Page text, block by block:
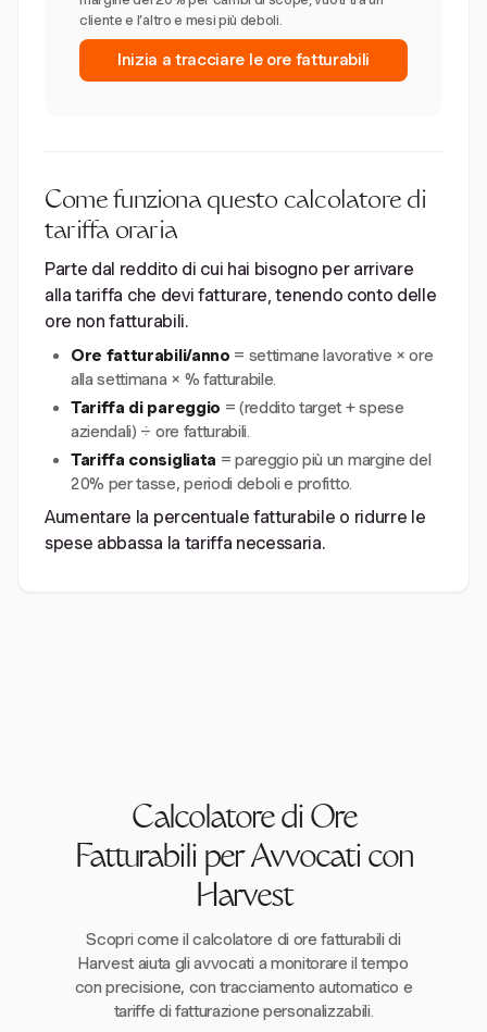
cliente e l’altro e mesi più deboli.
Inizia a tracciare le ore fatturabili
Come funziona questo calcolatore di
tariffa oraria
Parte dal reddito di cui hai bisogno per arrivare
alla tariffa che devi fatturare, tenendo conto delle
ore non fatturabili.
Ore fatturabili/anno = settimane lavorative × ore
alla settimana × % fatturabile.
Tariffa di pareggio = (reddito target + spese
aziendali) ÷ ore fatturabili.
Tariffa consigliata = pareggio più un margine del
20% per tasse, periodi deboli e profitto.
Aumentare la percentuale fatturabile o ridurre le
spese abbassa la tariffa necessaria.
Calcolatore di Ore
Fatturabili per Avvocati con
Harvest
Scopri come il calcolatore di ore fatturabili di
Harvest aiuta gli avvocati a monitorare il tempo
con precisione, con tracciamento automatico e
tariffe di fatturazione personalizzabili.